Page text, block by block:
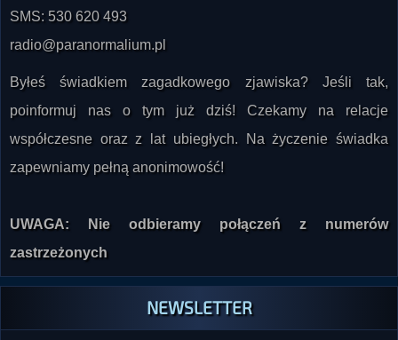
radio@paranormalium.pl
Byłeś świadkiem zagadkowego zjawiska? Jeśli tak,
poinformuj nas o tym już dziś! Czekamy na relacje
współczesne oraz z lat ubiegłych. Na życzenie świadka
zapewniamy pełną anonimowość!
zastrzeżonych
NEWSLETTER
Zapisz się do naszego newslettera i bądź na bieżąco z